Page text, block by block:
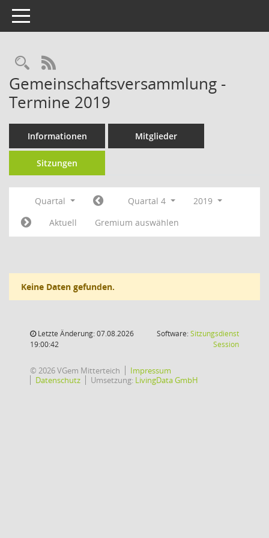
Toggle navigation
RSS-Feed
Gemeinschaftsversammlung -
Termine 2019
Informationen Mitglieder
Sitzungen
Quartal Quartal 4
2019
Aktuell
Gremium auswählen
Keine Daten gefunden.
Letzte Änderung: 07.08.2026
19:00:42
Software:Sitzungsdienst
Session(Wird in
© 2026 VGem Mitterteich
Impressum
Datenschutz
Umsetzung: LivingData GmbH